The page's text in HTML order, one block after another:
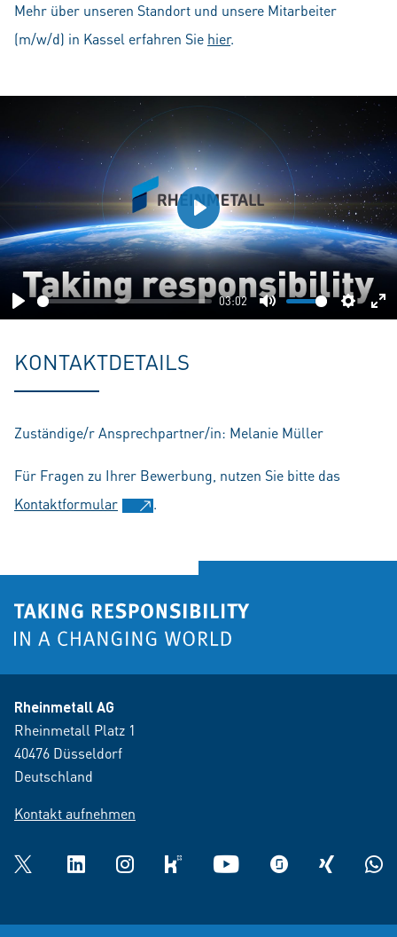
Mehr über unseren Standort und unsere Mitarbeiter
(m/w/d) in Kassel erfahren Sie hier.
Play
03:02
Mute
Play
KONTAKTDETAILS
Zuständige/r Ansprechpartner/in: Melanie Müller
Für Fragen zu Ihrer Bewerbung, nutzen Sie bitte das
Kontaktformular
.
Rheinmetall AG
Rheinmetall Platz 1
40476 Düsseldorf
Deutschland
Kontakt aufnehmen
Twitter LinkedInInstagramkununu YouTube glassdoorXING